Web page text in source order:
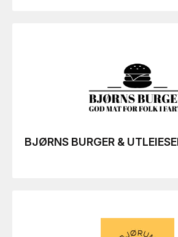
BJØRNS BURGER &